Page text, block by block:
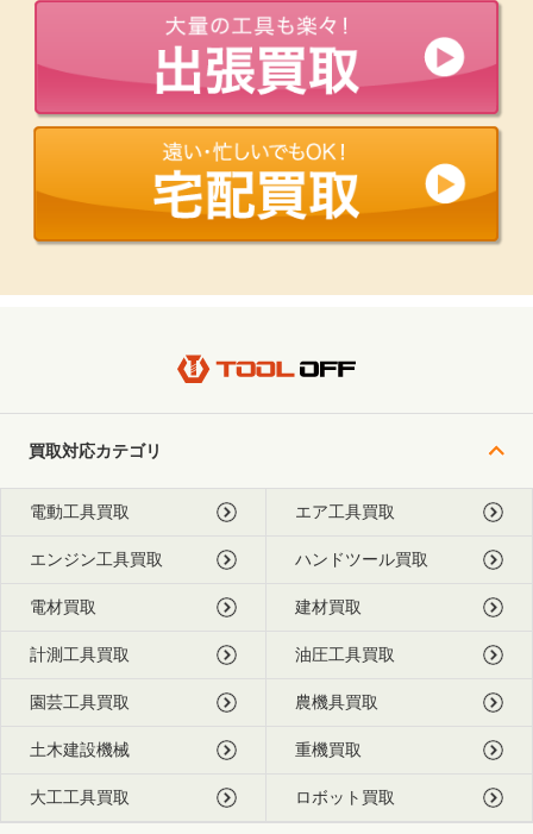
買取対応カテゴリ
電動工具買取 エア工具買取
エンジン工具買取 ハンドツール買取
電材買取 建材買取
計測工具買取 油圧工具買取
園芸工具買取 農機具買取
土木建設機械 重機買取
大工工具買取 ロボット買取